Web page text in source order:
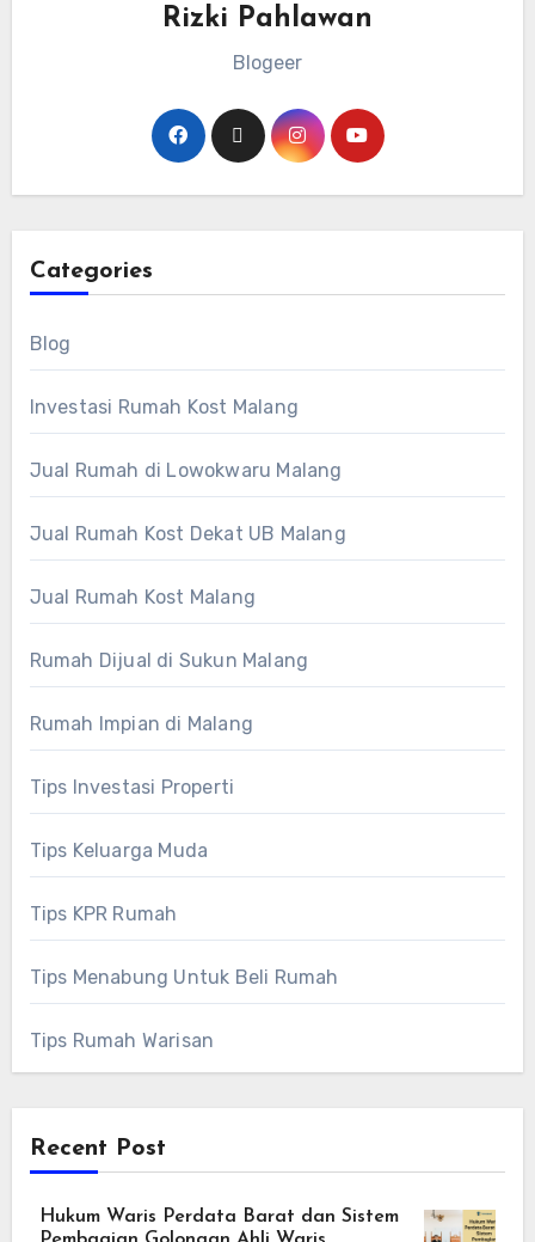
Rizki Pahlawan
Blogeer
Categories
Blog
Investasi Rumah Kost Malang
Jual Rumah di Lowokwaru Malang
Jual Rumah Kost Dekat UB Malang
Jual Rumah Kost Malang
Rumah Dijual di Sukun Malang
Rumah Impian di Malang
Tips Investasi Properti
Tips Keluarga Muda
Tips KPR Rumah
Tips Menabung Untuk Beli Rumah
Tips Rumah Warisan
Recent Post
Hukum Waris Perdata Barat dan Sistem